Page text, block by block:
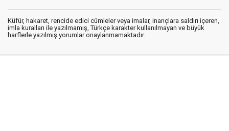
Küfür, hakaret, rencide edici cümleler veya imalar, inançlara saldırı içeren,
imla kuralları ile yazılmamış, Türkçe karakter kullanılmayan ve büyük
harflerle yazılmış yorumlar onaylanmamaktadır.